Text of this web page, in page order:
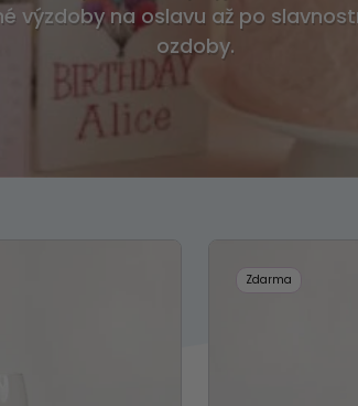
výzdoby na oslavu až po
ozdoby.
Zdarma